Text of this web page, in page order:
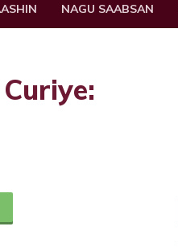
NAGU SAABSAN